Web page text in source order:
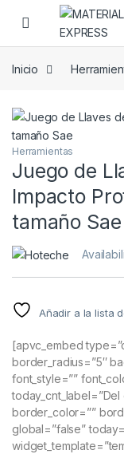
Skip to navigation
Skip to content
Inicio
Herramientas
Juego de
Impacto
tamaño Sae
Añadir a la lista
[apvc_embed
border_radius=”5″
font_style=””
today_cnt_label=”Del
border_color=””
global=”false”